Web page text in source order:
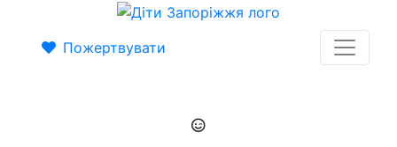
Пожертвувати